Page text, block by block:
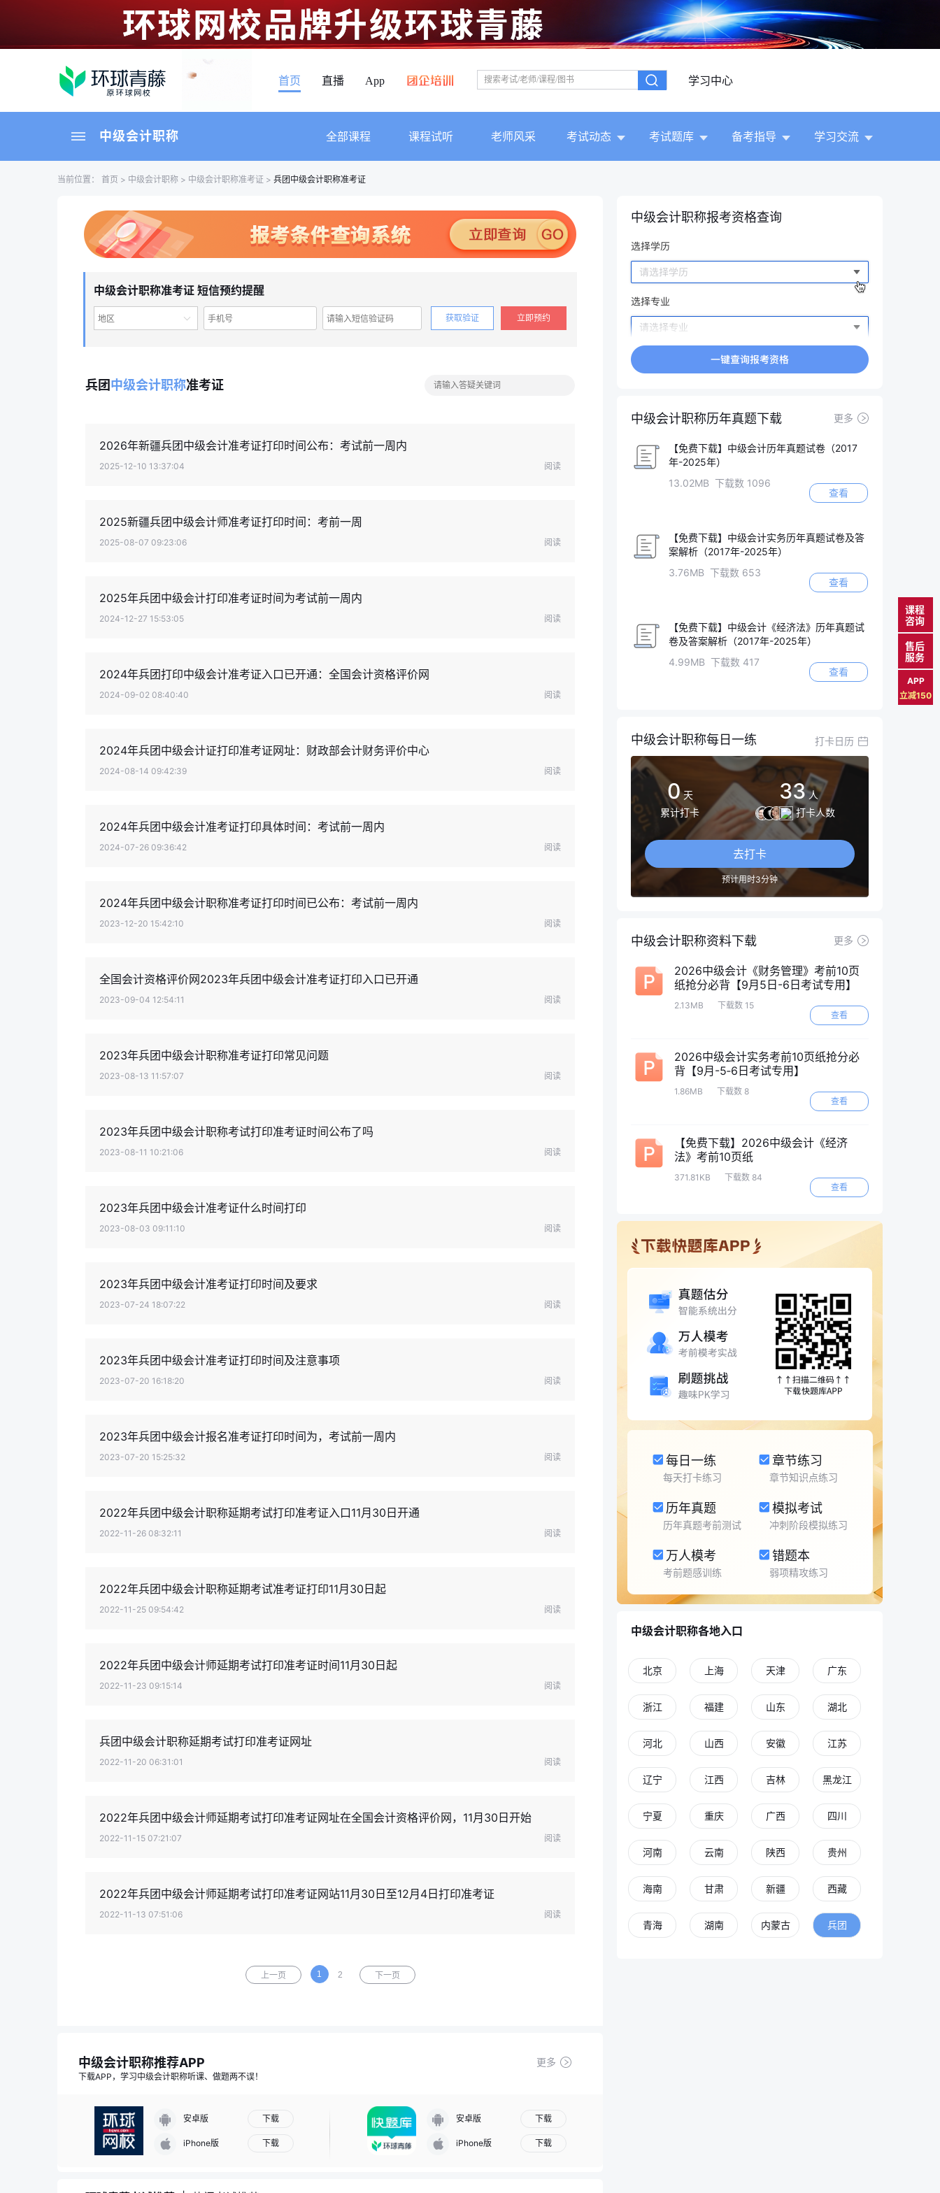
首页 直播 App 学习中心
中级会计职称 全部课程 课程试听 老师风采 考试动态 考试题库 备考指导 学习交流
当前位置： 首页 > 中级会计职称 > 中级会计职称准考证 > 兵团中级会计职称准考证
中级会计职称准考证 短信预约提醒
地区 获取验证 立即预约
兵团中级会计职称准考证
2026年新疆兵团中级会计准考证打印时间公布：考试前一周内
2025-12-10 13:37:04 阅读
2025新疆兵团中级会计师准考证打印时间：考前一周
2025-08-07 09:23:06 阅读
2025年兵团中级会计打印准考证时间为考试前一周内
2024-12-27 15:53:05 阅读
2024年兵团打印中级会计准考证入口已开通：全国会计资格评价网
2024-09-02 08:40:40 阅读
2024年兵团中级会计证打印准考证网址：财政部会计财务评价中心
2024-08-14 09:42:39 阅读
2024年兵团中级会计准考证打印具体时间：考试前一周内
2024-07-26 09:36:42 阅读
2024年兵团中级会计职称准考证打印时间已公布：考试前一周内
2023-12-20 15:42:10 阅读
全国会计资格评价网2023年兵团中级会计准考证打印入口已开通
2023-09-04 12:54:11 阅读
2023年兵团中级会计职称准考证打印常见问题
2023-08-13 11:57:07 阅读
2023年兵团中级会计职称考试打印准考证时间公布了吗
2023-08-11 10:21:06 阅读
2023年兵团中级会计准考证什么时间打印
2023-08-03 09:11:10 阅读
2023年兵团中级会计准考证打印时间及要求
2023-07-24 18:07:22 阅读
2023年兵团中级会计准考证打印时间及注意事项
2023-07-20 16:18:20 阅读
2023年兵团中级会计报名准考证打印时间为，考试前一周内
2023-07-20 15:25:32 阅读
2022年兵团中级会计职称延期考试打印准考证入口11月30日开通
2022-11-26 08:32:11 阅读
2022年兵团中级会计职称延期考试准考证打印11月30日起
2022-11-25 09:54:42 阅读
2022年兵团中级会计师延期考试打印准考证时间11月30日起
2022-11-23 09:15:14 阅读
兵团中级会计职称延期考试打印准考证网址
2022-11-20 06:31:01 阅读
2022年兵团中级会计师延期考试打印准考证网址在全国会计资格评价网，11月30日开始
2022-11-15 07:21:07 阅读
2022年兵团中级会计师延期考试打印准考证网站11月30日至12月4日打印准考证
2022-11-13 07:51:06 阅读
上一页 1 2 下一页
中级会计职称推荐APP 更多
下载APP，学习中级会计职称听课、做题两不误！
安卓版 下载
iPhone版 下载
安卓版 下载
iPhone版 下载
中级会计职称报考资格查询
中级会计职称历年真题下载 更多
【免费下载】中级会计历年真题试卷（2017
年-2025年）
13.02MB 下载数 1096
查看
【免费下载】中级会计实务历年真题试卷及答
案解析（2017年-2025年）
3.76MB 下载数 653
查看
【免费下载】中级会计《经济法》历年真题试
卷及答案解析（2017年-2025年）
4.99MB 下载数 417
查看
中级会计职称每日一练 打卡日历
0 天
累计打卡
33 人
打卡人数
去打卡
预计用时3分钟
中级会计职称资料下载 更多
2026中级会计《财务管理》考前10页
纸抢分必背【9月5日-6日考试专用】
2.13MB
下载数 15
查看
2026中级会计实务考前10页纸抢分必
背【9月-5‑6日考试专用】
1.86MB
下载数 8
查看
【免费下载】2026中级会计《经济
法》考前10页纸
371.81KB
下载数 84
查看
每日一练
每天打卡练习
章节练习
章节知识点练习
历年真题
历年真题考前测试
模拟考试
冲刺阶段模拟练习
万人模考
考前题感训练
错题本
弱项精攻练习
中级会计职称各地入口
北京 上海 天津 广东
浙江 福建 山东 湖北
河北 山西 安徽 江苏
辽宁 江西 吉林 黑龙江
宁夏 重庆 广西 四川
河南 云南 陕西 贵州
海南 甘肃 新疆 西藏
青海 湖南 内蒙古 兵团
课程
咨询
售后
服务
APP
立减150